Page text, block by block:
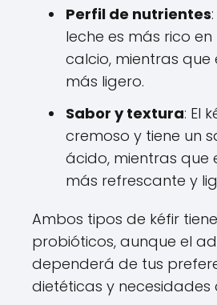
Perfil de nutrientes
leche es más rico
calcio, mientras que
más ligero.
Sabor y textura: El
cremoso y tiene un
ácido, mientras que
más refrescante y
Ambos tipos de kéfir
probióticos, aunque el
dependerá de tus
dietéticas y necesidades